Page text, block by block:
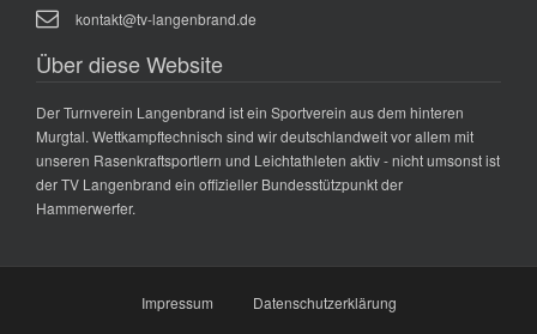
kontakt@tv-langenbrand.de
Über diese Website
Der Turnverein Langenbrand ist ein Sportverein aus dem hinteren
Murgtal. Wettkampftechnisch sind wir deutschlandweit vor allem mit
unseren Rasenkraftsportlern und Leichtathleten aktiv - nicht umsonst ist
der TV Langenbrand ein offizieller Bundesstützpunkt der
Hammerwerfer.
Impressum Datenschutzerklärung